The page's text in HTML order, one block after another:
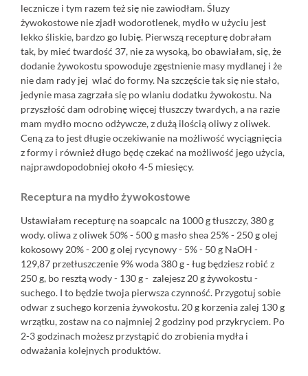
lecznicze i tym razem też się nie zawiodłam. Śluzy
żywokostowe nie zjadł wodorotlenek, mydło w użyciu jest
lekko śliskie, bardzo go lubię. Pierwszą recepturę dobrałam
tak, by mieć twardość 37, nie za wysoką, bo obawiałam, się, że
dodanie żywokostu spowoduje zgęstnienie masy mydlanej i że
nie dam rady jej wlać do formy. Na szczęście tak się nie stało,
jedynie masa zagrzała się po wlaniu dodatku żywokostu. Na
przyszłość dam odrobinę więcej tłuszczy twardych, a na razie
mam mydło mocno odżywcze, z dużą ilością oliwy z oliwek.
Ceną za to jest długie oczekiwanie na możliwość wyciągnięcia
z formy i również długo będę czekać na możliwość jego użycia,
najprawdopodobniej około 4-5 miesięcy.
Receptura na mydło żywokostowe
Ustawiałam recepturę nasoapcalc na 1000 g tłuszczy, 380 g
wody. oliwa z oliwek 50% - 500 g masło shea 25% - 250 g olej
kokosowy 20% - 200 g olej rycynowy - 5% - 50 g NaOH -
129,87 przetłuszczenie 9% woda 380 g - ług będziesz robić z
250 g, bo resztą wody - 130 g - zalejesz 20 g żywokostu -
suchego. I to będzie twoja pierwsza czynność. Przygotuj sobie
odwar z suchego korzenia żywokostu. 20 g korzenia zalej 130 g
wrzątku, zostaw na co najmniej 2 godziny pod przykryciem. Po
2-3 godzinach możesz przystąpić do zrobienia mydła i
odważania kolejnych produktów.